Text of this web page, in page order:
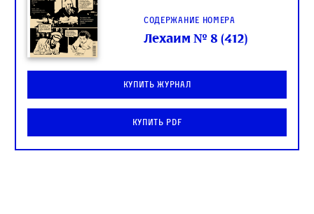
Содержание номера
Лехаим № 8 (412)
Купить журнал
Купить PDF